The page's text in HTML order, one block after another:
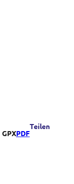
GPXPDF
Teilen